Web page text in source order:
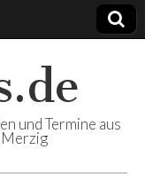
und Termine aus
Merzig